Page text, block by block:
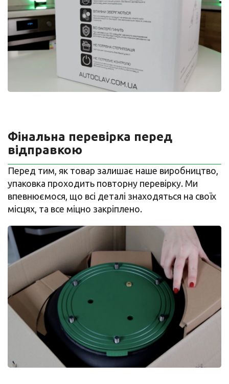
Фінальна перевірка перед
відправкою
Перед тим, як товар залишає наше виробництво,
упаковка проходить повторну перевірку. Ми
впевнюємося, що всі деталі знаходяться на своїх
місцях, та все міцно закріплено.